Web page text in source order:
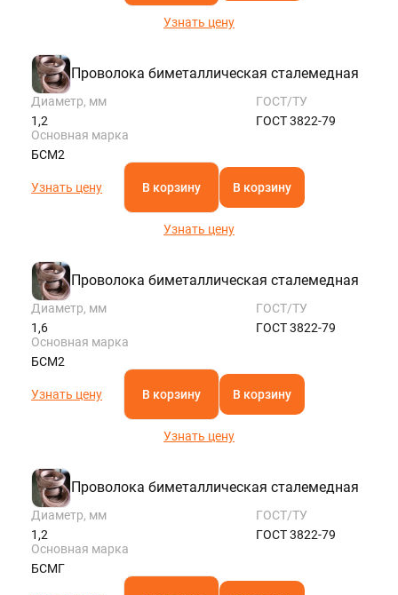
Узнать цену
Проволока биметаллическая сталемедная
Диаметр, мм
1,2
ГОСТ/ТУ
ГОСТ 3822-79
Основная марка
БСМ2
Узнать цену В корзину В корзину
Узнать цену
Проволока биметаллическая сталемедная
Диаметр, мм
1,6
ГОСТ/ТУ
ГОСТ 3822-79
Основная марка
БСМ2
Узнать цену В корзину В корзину
Узнать цену
Проволока биметаллическая сталемедная
Диаметр, мм
1,2
ГОСТ/ТУ
ГОСТ 3822-79
Основная марка
БСМГ